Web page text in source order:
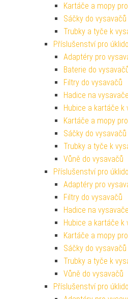
Kartáče a mopy
Sáčky do vysavačů
Trubky a tyče k
Příslušenství pro
Adaptéry pro
Baterie do
Filtry do vysavačů
Hadice na vysavače
Hubice a kartáče k
Kartáče a mopy
Sáčky do vysavačů
Trubky a tyče k
Vůně do vysavačů
Příslušenství pro
Adaptéry pro
Filtry do vysavačů
Hadice na vysavače
Hubice a kartáče k
Kartáče a mopy
Sáčky do vysavačů
Trubky a tyče k
Vůně do vysavačů
Příslušenství pro